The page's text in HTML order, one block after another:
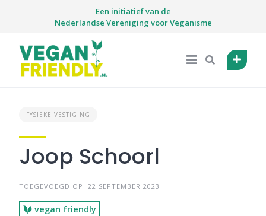
Een initiatief van de
Nederlandse Vereniging voor Veganisme
FYSIEKE VESTIGING
Joop Schoorl
TOEGEVOEGD OP: 22 SEPTEMBER 2023
vegan friendly